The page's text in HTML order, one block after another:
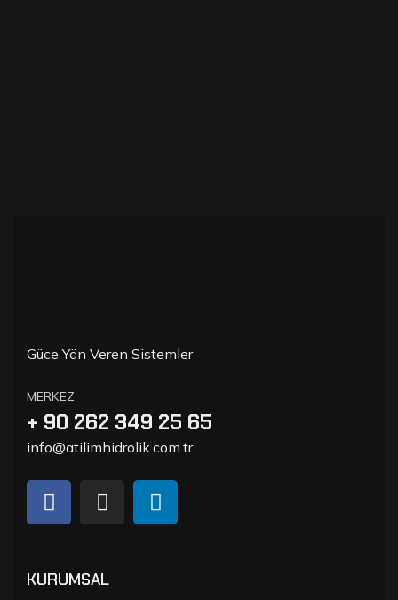
Güce Yön Veren Sistemler
MERKEZ
+ 90 262 349 25 65
info@atilimhidrolik.com.tr
KURUMSAL